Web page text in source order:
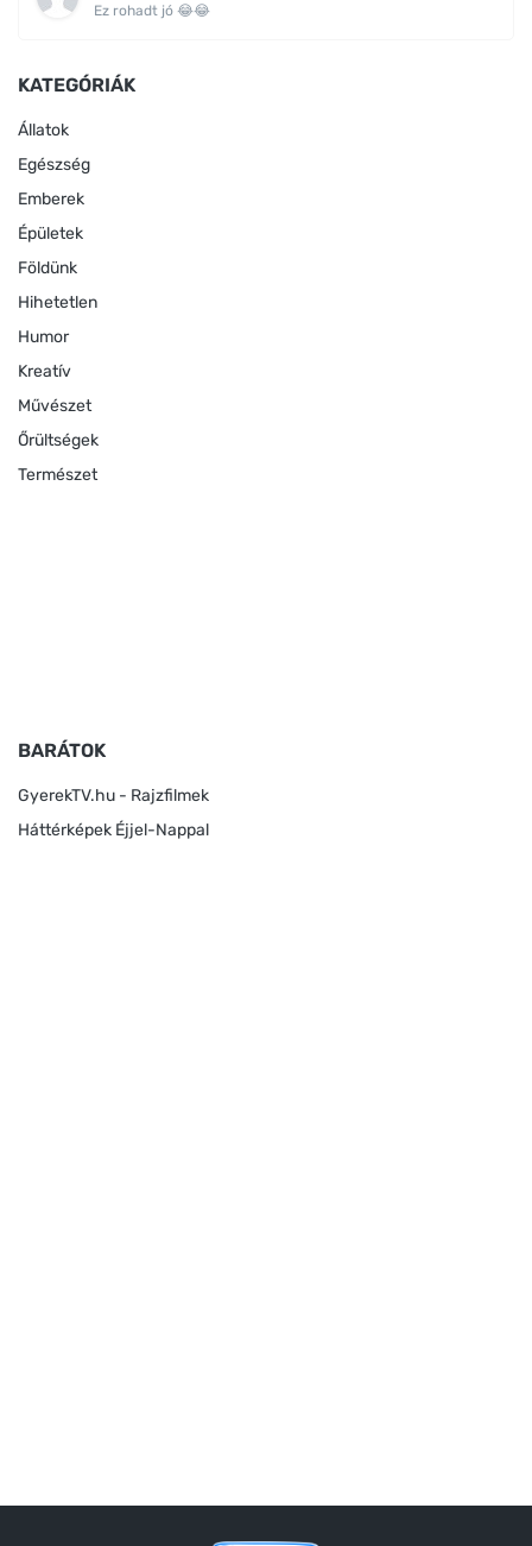
Ez rohadt jó 😂😂
KATEGÓRIÁK
Állatok
Egészség
Emberek
Épületek
Földünk
Hihetetlen
Humor
Kreatív
Művészet
Őrültségek
Természet
BARÁTOK
GyerekTV.hu - Rajzfilmek
Háttérképek Éjjel-Nappal